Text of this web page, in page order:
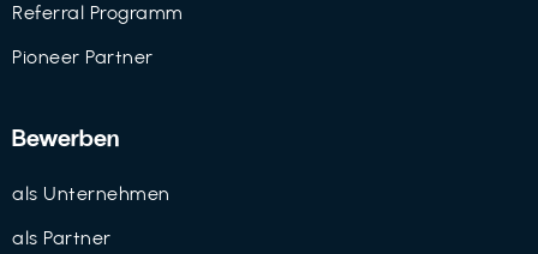
Referral Programm
Pioneer Partner
Bewerben
als Unternehmen
als Partner